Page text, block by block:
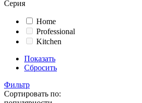
Серия
Home
Professional
Kitchen
Показать
Сбросить
Фильтр
Сортировать по: